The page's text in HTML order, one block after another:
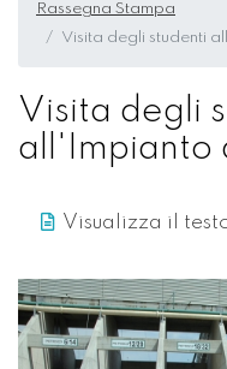
Rassegna Stampa
Visita degli studenti
Visita degli
all'Impianto
Visualizza il